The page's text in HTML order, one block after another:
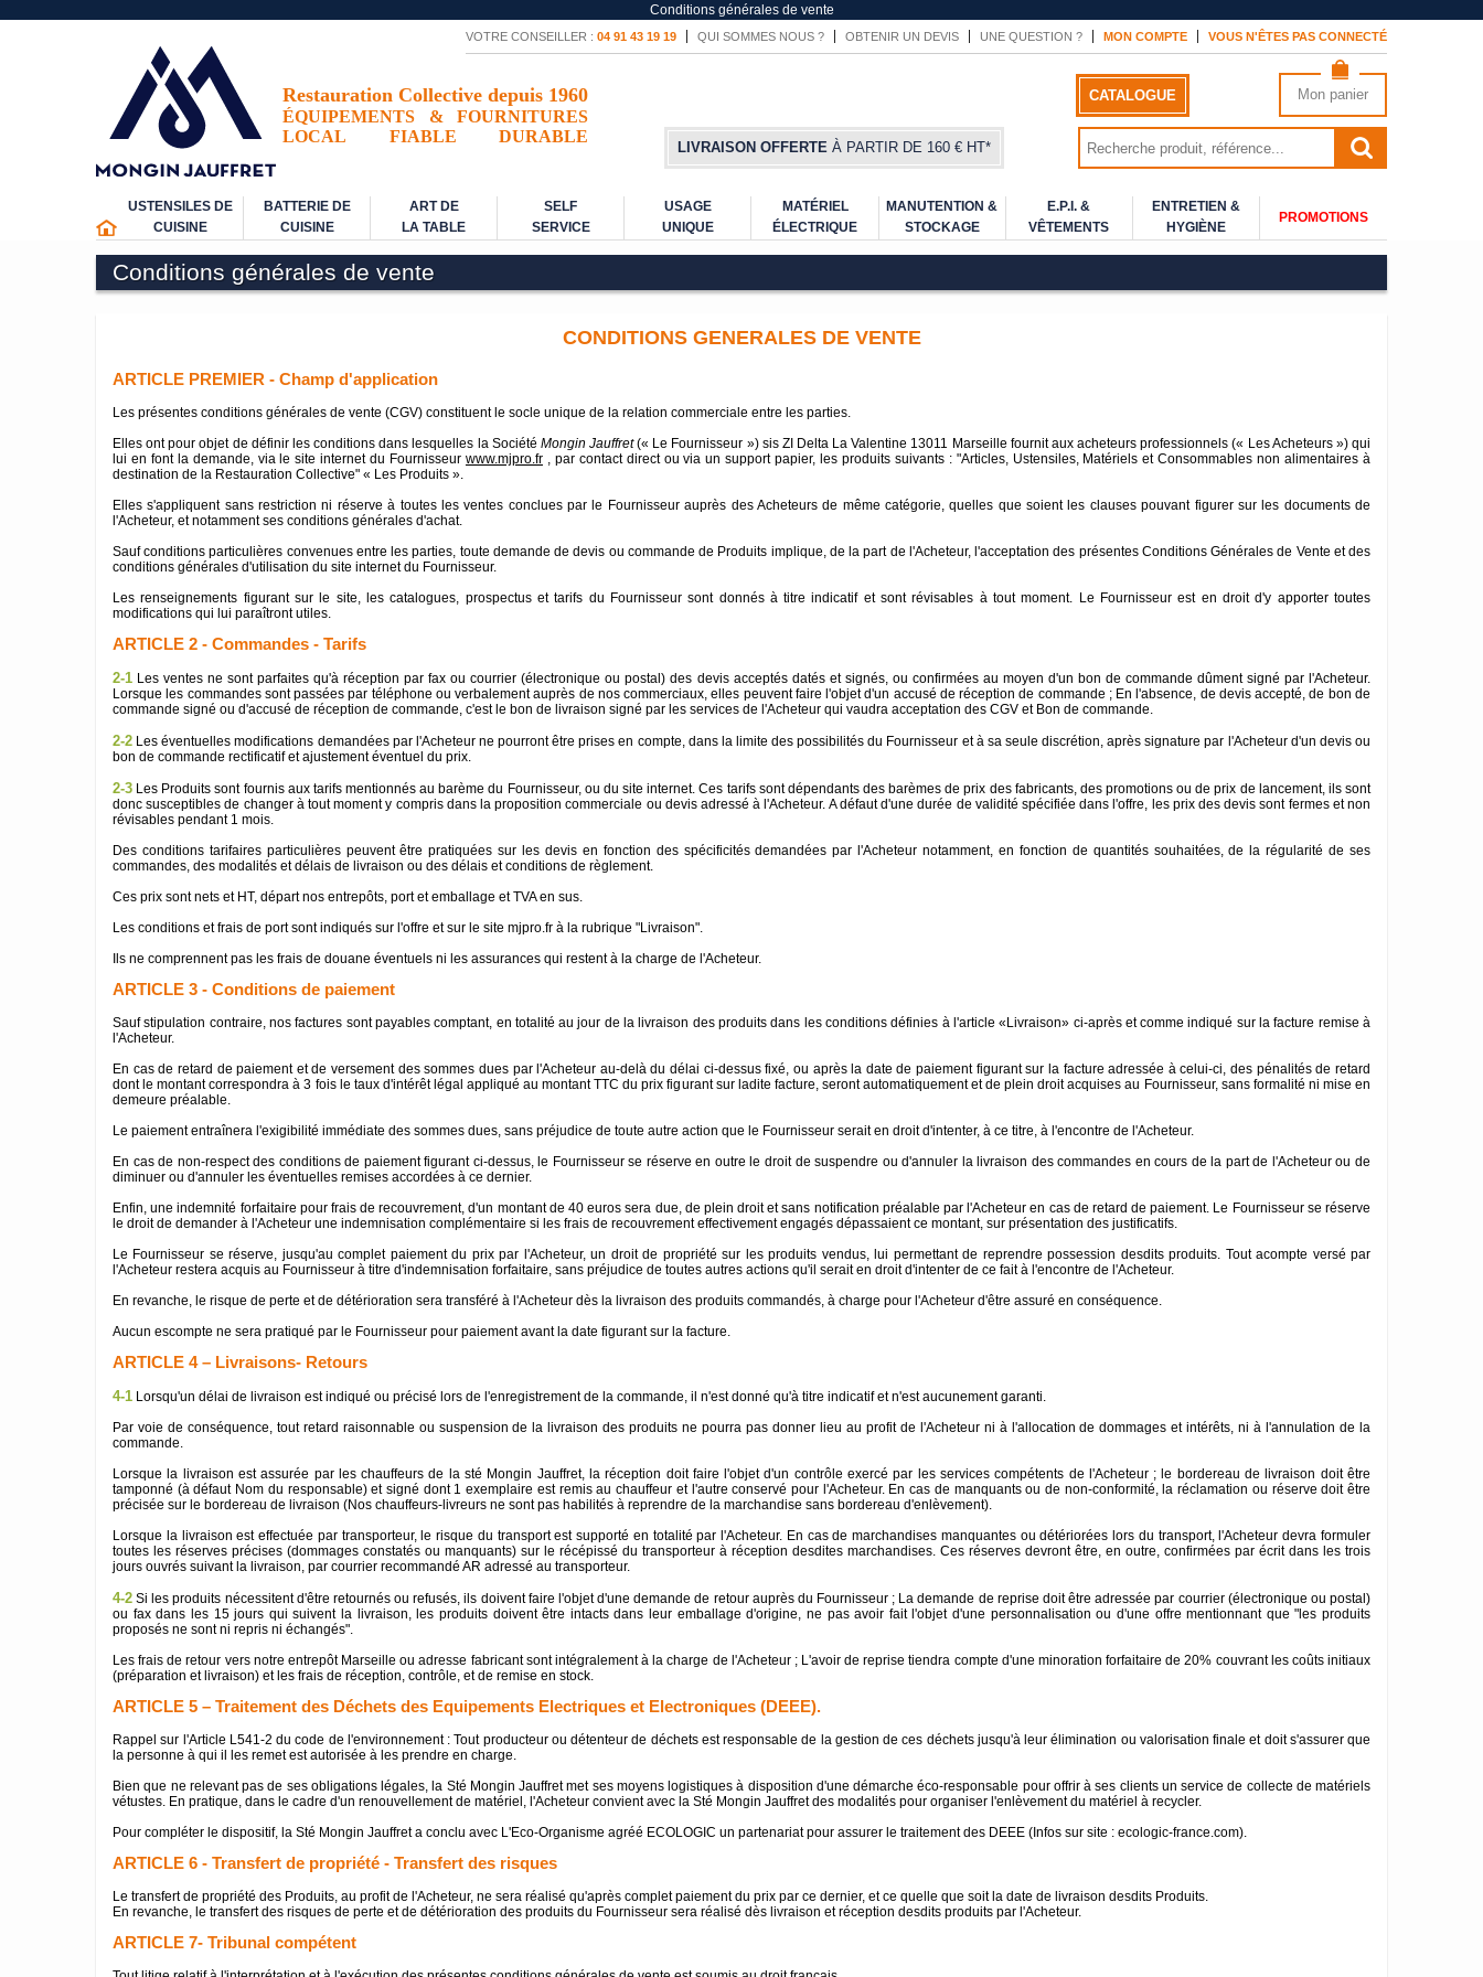
Conditions générales de vente
VOTRE CONSEILLER : 04 91 43 19 19 QUI SOMMES NOUS ? OBTENIR UN DEVIS UNE QUESTION ? MON COMPTE VOUS N'ÊTES PAS CONNECTÉ
Restauration Collective depuis 1960
ÉQUIPEMENTS &
FOURNITURES
LOCAL
FIABLE DURABLE
LIVRAISON OFFERTE À PARTIR DE 160 € HT*
CATALOGUE Mon panier
USTENSILES DE
CUISINE
BATTERIE DE
CUISINE
ART DE
LA TABLE
SELF
SERVICE
USAGE
UNIQUE
MATÉRIEL
ÉLECTRIQUE
MANUTENTION &
STOCKAGE
E.P.I. &
VÊTEMENTS
ENTRETIEN &
HYGIÈNE
PROMOTIONS
Conditions générales de vente
CONDITIONS GENERALES DE VENTE
ARTICLE PREMIER - Champ d'application
Les présentes conditions générales de vente (CGV) constituent le socle unique de la relation commerciale entre les parties.
Elles ont pour objet de définir les conditions dans lesquelles la Société Mongin Jauffret(« Le Fournisseur ») sis ZI Delta La Valentine 13011 Marseille fournit aux acheteurs professionnels (« Les Acheteurs ») qui
lui en font la demande, via le site internet du Fournisseur www.mjpro.fr, par contact direct ou via un support papier, les produits suivants : "Articles, Ustensiles, Matériels et Consommables non alimentaires à
destination de la Restauration Collective" « Les Produits ».
Elles s'appliquent sans restriction ni réserve à toutes les ventes conclues par le Fournisseur auprès des Acheteurs de même catégorie, quelles que soient les clauses pouvant figurer sur les documents de
l'Acheteur, et notamment ses conditions générales d'achat.
Sauf conditions particulières convenues entre les parties, toute demande de devis ou commande de Produits implique, de la part de l'Acheteur, l'acceptation des présentes Conditions Générales de Vente et des
conditions générales d'utilisation du site internet du Fournisseur.
Les renseignements figurant sur le site, les catalogues, prospectus et tarifs du Fournisseur sont donnés à titre indicatif et sont révisables à tout moment. Le Fournisseur est en droit d'y apporter toutes
modifications qui lui paraîtront utiles.
ARTICLE 2 - Commandes - Tarifs
2-1 Les ventes ne sont parfaites qu'à réception par fax ou courrier (électronique ou postal) des devis acceptés datés et signés, ou confirmées au moyen d'un bon de commande dûment signé par l'Acheteur.
Lorsque les commandes sont passées par téléphone ou verbalement auprès de nos commerciaux, elles peuvent faire l'objet d'un accusé de réception de commande ; En l'absence, de devis accepté, de bon de
commande signé ou d'accusé de réception de commande, c'est le bon de livraison signé par les services de l'Acheteur qui vaudra acceptation des CGV et Bon de commande.
2-2 Les éventuelles modifications demandées par l'Acheteur ne pourront être prises en compte, dans la limite des possibilités du Fournisseur et à sa seule discrétion, après signature par l'Acheteur d'un devis ou
bon de commande rectificatif et ajustement éventuel du prix.
2-3 Les Produits sont fournis aux tarifs mentionnés au barème du Fournisseur, ou du site internet. Ces tarifs sont dépendants des barèmes de prix des fabricants, des promotions ou de prix de lancement, ils sont
donc susceptibles de changer à tout moment y compris dans la proposition commerciale ou devis adressé à l'Acheteur. A défaut d'une durée de validité spécifiée dans l'offre, les prix des devis sont fermes et non
révisables pendant 1 mois.
Des conditions tarifaires particulières peuvent être pratiquées sur les devis en fonction des spécificités demandées par l'Acheteur notamment, en fonction de quantités souhaitées, de la régularité de ses
commandes, des modalités et délais de livraison ou des délais et conditions de règlement.
Ces prix sont nets et HT, départ nos entrepôts, port et emballage et TVA en sus.
Les conditions et frais de port sont indiqués sur l'offre et sur le site mjpro.fr à la rubrique "Livraison".
Ils ne comprennent pas les frais de douane éventuels ni les assurances qui restent à la charge de l'Acheteur.
ARTICLE 3 - Conditions de paiement
Sauf stipulation contraire, nos factures sont payables comptant, en totalité au jour de la livraison des produits dans les conditions définies à l'article «Livraison» ci-après et comme indiqué sur la facture remise à
l'Acheteur.
En cas de retard de paiement et de versement des sommes dues par l'Acheteur au-delà du délai ci-dessus fixé, ou après la date de paiement figurant sur la facture adressée à celui-ci, des pénalités de retard
dont le montant correspondra à 3 fois le taux d'intérêt légal appliqué au montant TTC du prix figurant sur ladite facture, seront automatiquement et de plein droit acquises au Fournisseur, sans formalité ni mise en
demeure préalable.
Le paiement entraînera l'exigibilité immédiate des sommes dues, sans préjudice de toute autre action que le Fournisseur serait en droit d'intenter, à ce titre, à l'encontre de l'Acheteur.
En cas de non-respect des conditions de paiement figurant ci-dessus, le Fournisseur se réserve en outre le droit de suspendre ou d'annuler la livraison des commandes en cours de la part de l'Acheteur ou de
diminuer ou d'annuler les éventuelles remises accordées à ce dernier.
Enfin, une indemnité forfaitaire pour frais de recouvrement, d'un montant de 40 euros sera due, de plein droit et sans notification préalable par l'Acheteur en cas de retard de paiement. Le Fournisseur se réserve
le droit de demander à l'Acheteur une indemnisation complémentaire si les frais de recouvrement effectivement engagés dépassaient ce montant, sur présentation des justificatifs.
Le Fournisseur se réserve, jusqu'au complet paiement du prix par l'Acheteur, un droit de propriété sur les produits vendus, lui permettant de reprendre possession desdits produits. Tout acompte versé par
l'Acheteur restera acquis au Fournisseur à titre d'indemnisation forfaitaire, sans préjudice de toutes autres actions qu'il serait en droit d'intenter de ce fait à l'encontre de l'Acheteur.
En revanche, le risque de perte et de détérioration sera transféré à l'Acheteur dès la livraison des produits commandés, à charge pour l'Acheteur d'être assuré en conséquence.
Aucun escompte ne sera pratiqué par le Fournisseur pour paiement avant la date figurant sur la facture.
ARTICLE 4 – Livraisons- Retours
4-1 Lorsqu'un délai de livraison est indiqué ou précisé lors de l'enregistrement de la commande, il n'est donné qu'à titre indicatif et n'est aucunement garanti.
Par voie de conséquence, tout retard raisonnable ou suspension de la livraison des produits ne pourra pas donner lieu au profit de l'Acheteur ni à l'allocation de dommages et intérêts, ni à l'annulation de la
commande.
Lorsque la livraison est assurée par les chauffeurs de la sté Mongin Jauffret, la réception doit faire l'objet d'un contrôle exercé par les services compétents de l'Acheteur ; le bordereau de livraison doit être
tamponné (à défaut Nom du responsable) et signé dont 1 exemplaire est remis au chauffeur et l'autre conservé pour l'Acheteur. En cas de manquants ou de non-conformité, la réclamation ou réserve doit être
précisée sur le bordereau de livraison (Nos chauffeurs-livreurs ne sont pas habilités à reprendre de la marchandise sans bordereau d'enlèvement).
Lorsque la livraison est effectuée par transporteur, le risque du transport est supporté en totalité par l'Acheteur. En cas de marchandises manquantes ou détériorées lors du transport, l'Acheteur devra formuler
toutes les réserves précises (dommages constatés ou manquants) sur le récépissé du transporteur à réception desdites marchandises. Ces réserves devront être, en outre, confirmées par écrit dans les trois
jours ouvrés suivant la livraison, par courrier recommandé AR adressé au transporteur.
4-2 Si les produits nécessitent d'être retournés ou refusés, ils doivent faire l'objet d'une demande de retour auprès du Fournisseur ; La demande de reprise doit être adressée par courrier (électronique ou postal)
ou fax dans les 15 jours qui suivent la livraison, les produits doivent être intacts dans leur emballage d'origine, ne pas avoir fait l'objet d'une personnalisation ou d'une offre mentionnant que "les produits
proposés ne sont ni repris ni échangés".
Les frais de retour vers notre entrepôt Marseille ou adresse fabricant sont intégralement à la charge de l'Acheteur ; L'avoir de reprise tiendra compte d'une minoration forfaitaire de 20% couvrant les coûts initiaux
(préparation et livraison) et les frais de réception, contrôle, et de remise en stock.
ARTICLE 5 – Traitement des Déchets des Equipements Electriques et Electroniques (DEEE).
Rappel sur l'Article L541-2 du code de l'environnement : Tout producteur ou détenteur de déchets est responsable de la gestion de ces déchets jusqu'à leur élimination ou valorisation finale et doit s'assurer que
la personne à qui il les remet est autorisée à les prendre en charge.
Bien que ne relevant pas de ses obligations légales, la Sté Mongin Jauffret met ses moyens logistiques à disposition d'une démarche éco-responsable pour offrir à ses clients un service de collecte de matériels
vétustes. En pratique, dans le cadre d'un renouvellement de matériel, l'Acheteur convient avec la Sté Mongin Jauffret des modalités pour organiser l'enlèvement du matériel à recycler.
Pour compléter le dispositif, la Sté Mongin Jauffret a conclu avec L'Eco-Organisme agréé ECOLOGIC un partenariat pour assurer le traitement des DEEE (Infos sur site : ecologic-france.com).
ARTICLE 6 - Transfert de propriété - Transfert des risques
Le transfert de propriété des Produits, au profit de l'Acheteur, ne sera réalisé qu'après complet paiement du prix par ce dernier, et ce quelle que soit la date de livraison desdits Produits.
En revanche, le transfert des risques de perte et de détérioration des produits du Fournisseur sera réalisé dès livraison et réception desdits produits par l'Acheteur.
ARTICLE 7- Tribunal compétent